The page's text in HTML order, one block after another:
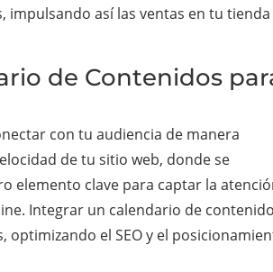
así las ventas en tu tienda
de Contenidos
con tu audiencia de manera
de tu sitio web, donde se
elemento clave para captar la
Integrar un calendario de
el SEO y el